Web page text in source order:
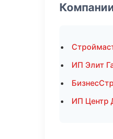
ИП Элит
ИП Центр